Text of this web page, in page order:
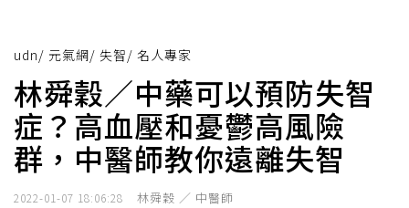
udn/ 元氣網/ 失智/ 名人專家
林舜穀／中藥可以預防失智
症？高血壓和憂鬱高風險
群，中醫師教你遠離失智
2022-01-07 18:06:28 林舜穀 ／ 中醫師